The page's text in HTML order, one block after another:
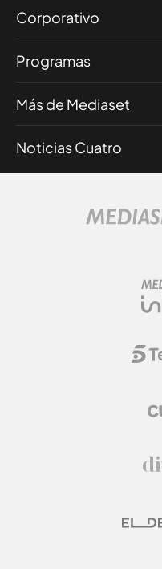
Corporativo
Programas
Más de Mediaset
Noticias Cuatro